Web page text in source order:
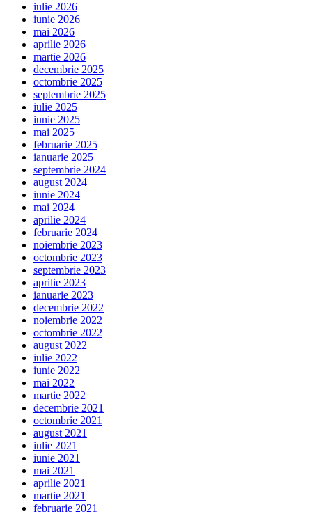
iulie 2026
iunie 2026
mai 2026
aprilie 2026
martie 2026
decembrie 2025
octombrie 2025
septembrie 2025
iulie 2025
iunie 2025
mai 2025
februarie 2025
ianuarie 2025
septembrie 2024
august 2024
iunie 2024
mai 2024
aprilie 2024
februarie 2024
noiembrie 2023
octombrie 2023
septembrie 2023
aprilie 2023
ianuarie 2023
decembrie 2022
noiembrie 2022
octombrie 2022
august 2022
iulie 2022
iunie 2022
mai 2022
martie 2022
decembrie 2021
octombrie 2021
august 2021
iulie 2021
iunie 2021
mai 2021
aprilie 2021
martie 2021
februarie 2021